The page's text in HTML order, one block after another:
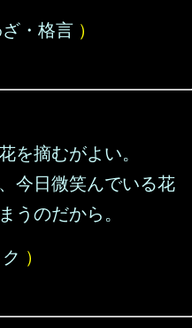
・格言 ）
を摘むがよい。
今日微笑んでいる花
うのだから。
）